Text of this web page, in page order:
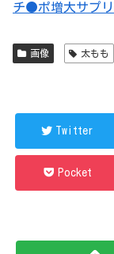
チ●ポ増大サプリ
画像 太もも
Twitter
Pocket